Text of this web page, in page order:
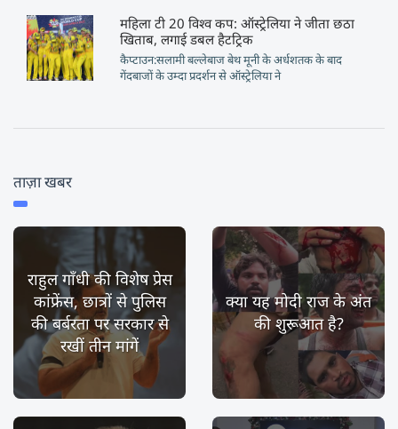
महिला टी 20 विश्व कप: ऑस्ट्रेलिया ने जीता छठा
खिताब, लगाई डबल हैटट्रिक
कैप्टाउन:सलामी बल्लेबाज बेथ मूनी के अर्धशतक के बाद
गेंदबाजों के उम्दा प्रदर्शन से ऑस्ट्रेलिया ने
ताज़ा खबर
राहुल गाँधी की विशेष प्रेस
कांफ्रेंस, छात्रों से पुलिस
की बर्बरता पर सरकार से
रखीं तीन मांगें
क्या यह मोदी राज के अंत
की शुरूआत है?